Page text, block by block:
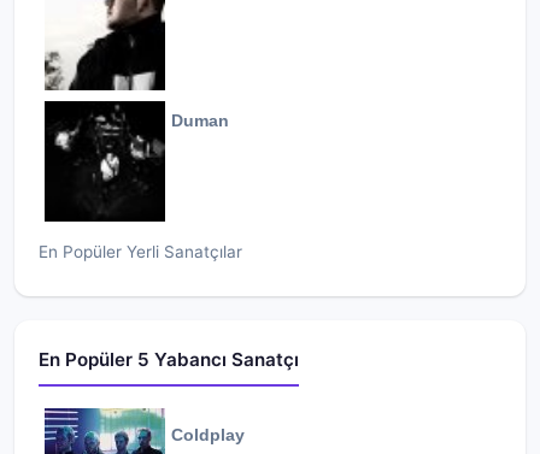
Duman
En Popüler Yerli Sanatçılar
En Popüler 5 Yabancı Sanatçı
Coldplay